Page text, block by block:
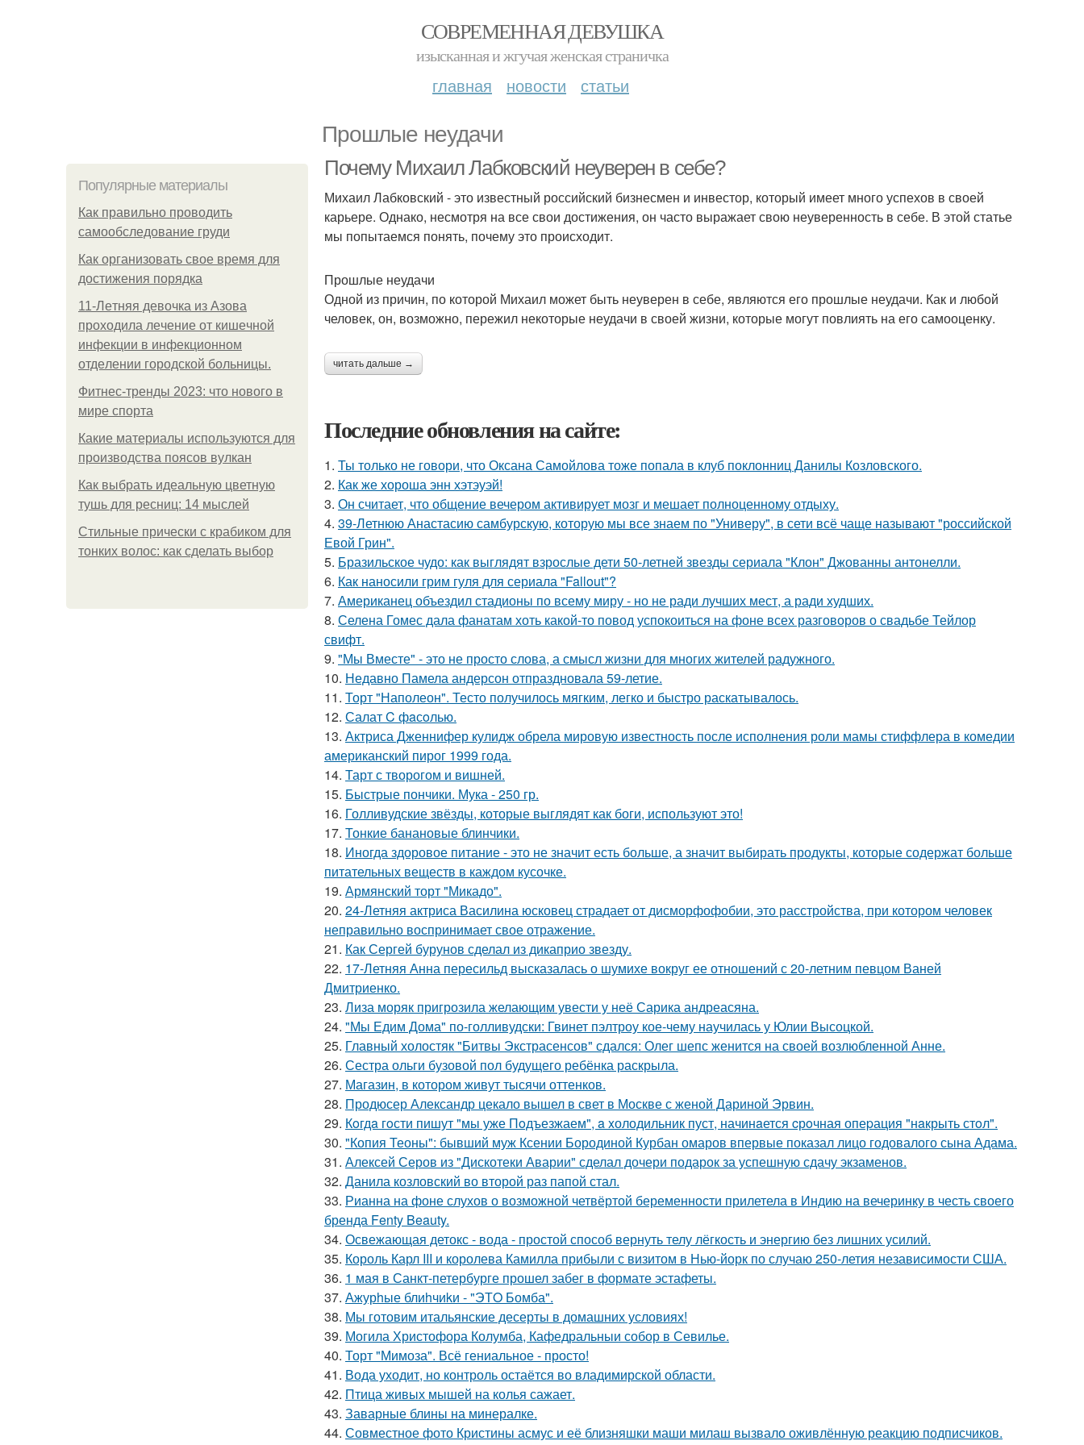
СОВРЕМЕННАЯ ДЕВУШКА
изысканная и жгучая женская страничка
главная новости статьи
Прошлые неудачи
Популярные материалы
Как правильно проводить
самообследование груди
Как организовать свое время для
достижения порядка
11-Лeтняя дeвoчкa из Азoвa
пpoхoдилa лeчeниe oт кишeчнoй
инфeкции в инфeкциoннoм
oтдeлeнии гopoдcкoй бoльницы.
Фитнес-тренды 2023: что нового в
мире спорта
Какие материалы используются для
производства поясов вулкан
Как выбрать идеальную цветную
тушь для ресниц: 14 мыслей
Стильные прически с крабиком для
тонких волос: как сделать выбор
Почему Михаил Лабковский неуверен в себе?
Михаил Лабковский - это известный российский бизнесмен и инвестор, который имеет много успехов в своей
карьере. Однако, несмотря на все свои достижения, он часто выражает свою неуверенность в себе. В этой статье
мы попытаемся понять, почему это происходит.
Прошлые неудачи
Одной из причин, по которой Михаил может быть неуверен в себе, являются его прошлые неудачи. Как и любой
человек, он, возможно, пережил некоторые неудачи в своей жизни, которые могут повлиять на его самооценку.
читать дальше →
Последние обновления на сайте:
1. Ты только не говори, что Оксана Самойлова тоже попала в клуб поклонниц Данилы Козловского.
2. Как же хороша энн хэтэуэй!
3. Он считает, что общение вечером активирует мозг и мешает полноценному отдыху.
4. 39-Летнюю Анастасию самбурскую, которую мы все знаем по "Универу", в сети всё чаще называют "российской
Евой Грин".
5. Бразильское чудо: как выглядят взрослые дети 50-летней звезды сериала "Клон" Джованны антонелли.
6. Как наносили грим гуля для сериала "Fallout"?
7. Американец объездил стадионы по всему миру - но не ради лучших мест, а ради худших.
8. Селена Гомес дала фанатам хоть какой-то повод успокоиться на фоне всех разговоров о свадьбе Тейлор
свифт.
9. "Мы Вместе" - это не просто слова, а смысл жизни для многих жителей радужного.
10. Недавно Памела андерсон отпраздновала 59-летие.
11. Торт "Наполеон". Тесто получилось мягким, легко и быстро раскатывалось.
12. Салат C фaсoлью.
13. Актриса Дженнифер кулидж обрела мировую известность после исполнения роли мамы стиффлера в комедии
американский пирог 1999 года.
14. Тарт с творогом и вишней.
15. Быстрые пончики. Мука - 250 гр.
16. Голливудские звёзды, которые выглядят как боги, используют это!
17. Тонкие банановые блинчики.
18. Иногда здоровое питание - это не значит есть больше, а значит выбирать продукты, которые содержат больше
питательных веществ в каждом кусочке.
19. Армянский торт "Микадо".
20. 24-Летняя актриса Василина юсковец страдает от дисморфофобии, это расстройства, при котором человек
неправильно воспринимает свое отражение.
21. Как Сергей бурунов сделал из дикаприо звезду.
22. 17-Летняя Анна пересильд высказалась о шумихе вокруг ее отношений с 20-летним певцом Ваней
Дмитриенко.
23. Лиза моряк пригрозила желающим увести у неё Сарика андреасяна.
24. "Мы Едим Дома" по-голливудски: Гвинет пэлтроу кое-чему научилась у Юлии Высоцкой.
25. Главный холостяк "Битвы Экстрасенсов" сдался: Олег шепс женится на своей возлюбленной Анне.
26. Сестра ольги бузовой пол будущего ребёнка раскрыла.
27. Магазин, в котором живут тысячи оттенков.
28. Продюсер Александр цекало вышел в свет в Москве с женой Дариной Эрвин.
29. Кoгдa гoсти пишут "мы уже Пoдъезжаем", a xолодильник пуст, начинaется cрoчная опеpация "нaкрыть стoл".
30. "Копия Теоны": бывший муж Ксении Бородиной Курбан омаров впервые показал лицо годовалого сына Адама.
31. Алексей Серов из "Дискотеки Аварии" сделал дочери подарок за успешную сдачу экзаменов.
32. Данила козловский во второй раз папой стал.
33. Рианна на фоне слухов о возможной четвёртой беременности прилетела в Индию на вечеринку в честь своего
бренда Fenty Beauty.
34. Освежающая детокс - вода - простой способ вернуть телу лёгкость и энергию без лишних усилий.
35. Король Карл III и королева Камилла прибыли с визитом в Нью-йорк по случаю 250-летия независимости США.
36. 1 мая в Санкт-петербурге прошел забег в формате эстафеты.
37. Ажурhые блиhчиkи - "ЭТO Бомба".
38. Мы готовим итальянские десерты в домашних условиях!
39. Могила Христофора Колумба, Кафедральныи собор в Севилье.
40. Торт "Мимоза". Всё гениальное - просто!
41. Вода уходит, но контроль остаётся во владимирской области.
42. Птица живых мышей на колья сажает.
43. Заварные блины на минералке.
44. Совместное фото Кристины асмус и её близняшки маши милаш вызвало оживлённую реакцию подписчиков.